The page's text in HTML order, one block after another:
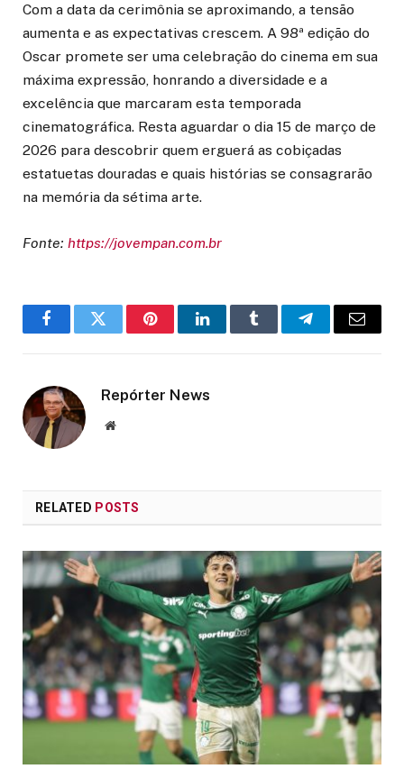
Com a data da cerimônia se aproximando, a tensão
aumenta e as expectativas crescem. A 98ª edição do
Oscar promete ser uma celebração do cinema em sua
máxima expressão, honrando a diversidade e a
excelência que marcaram esta temporada
cinematográfica. Resta aguardar o dia 15 de março de
2026 para descobrir quem erguerá as cobiçadas
estatuetas douradas e quais histórias se consagrarão
na memória da sétima arte.
Fonte: https://jovempan.com.br
FacebookTwitter PinterestLinkedInTumblr TelegramEmail
Repórter News
Website
RELATED POSTS